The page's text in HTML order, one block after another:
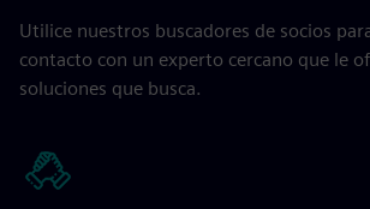
Utilice nuestros buscadores de socios
contacto con un experto cercano que le
soluciones que busca.